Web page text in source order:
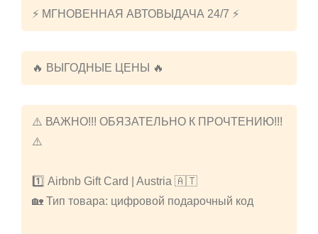
⚡️ МГНОВЕННАЯ АВТОВЫДАЧА 24/7 ⚡️
🔥 ВЫГОДНЫЕ ЦЕНЫ 🔥
⚠️ ВАЖНО!!! ОБЯЗАТЕЛЬНО К ПРОЧТЕНИЮ!!!
⚠️
1️⃣ Airbnb Gift Card | Austria 🇦🇹
🏡 Тип товара: цифровой подарочный код